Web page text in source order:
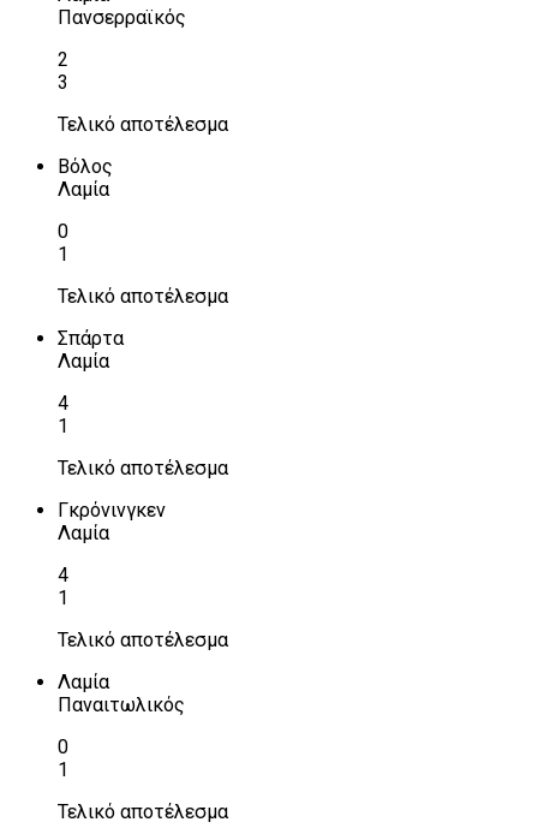
Πανσερραϊκός
2
3
Τελικό αποτέλεσμα
Βόλος
Λαμία
0
1
Τελικό αποτέλεσμα
Σπάρτα
Λαμία
4
1
Τελικό αποτέλεσμα
Γκρόνινγκεν
Λαμία
4
1
Τελικό αποτέλεσμα
Λαμία
Παναιτωλικός
0
1
Τελικό αποτέλεσμα